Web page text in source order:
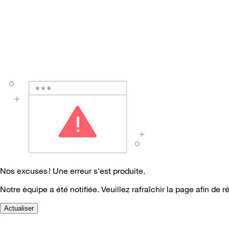
Nos excuses ! Une erreur s'est produite.
Notre équipe a été notifiée. Veuillez rafraîchir la page afin de
Actualiser